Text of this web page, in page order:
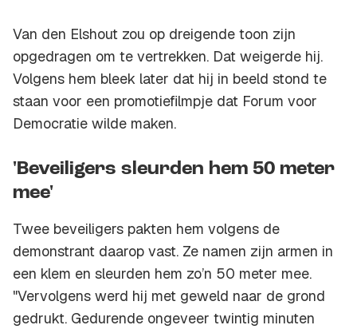
Van den Elshout zou op dreigende toon zijn
opgedragen om te vertrekken. Dat weigerde hij.
Volgens hem bleek later dat hij in beeld stond te
staan voor een promotiefilmpje dat Forum voor
Democratie wilde maken.
'Beveiligers sleurden hem 50 meter
mee'
Twee beveiligers pakten hem volgens de
demonstrant daarop vast. Ze namen zijn armen in
een klem en sleurden hem zo’n 50 meter mee.
"Vervolgens werd hij met geweld naar de grond
gedrukt. Gedurende ongeveer twintig minuten